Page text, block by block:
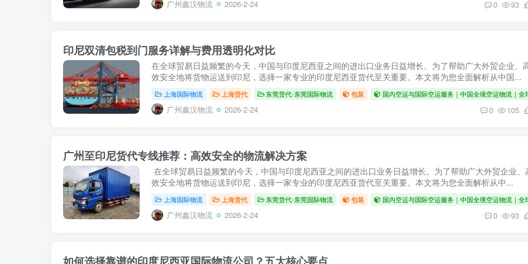
广州鑫汉物流 2026-2-24 0 93
印尼双清包税到门服务详解与费用透明化对比
在全球贸易日益频繁的今天，中国与印度尼西亚之间的进出口业务日益增长。为了帮助广大外贸企业、
效安全地将货物运送到印尼，选择一家专业的印度尼西亚货代至关重要。本文将为您全面解析从中国...
上海国际物流 上海货代 东莞货代-东莞国际物流 包装 国内空运与国际空运服务｜中国全境空运物流｜全
广州鑫汉物流 2026-2-24 0 105
广州至印尼货代专线推荐：高效安全的物流解决方案
在全球贸易日益频繁的今天，中国与印度尼西亚之间的进出口业务日益增长。为了帮助广大外贸企业、
效安全地将货物运送到印尼，选择一家专业的印度尼西亚货代至关重要。本文将为您全面解析从中...
上海国际物流 上海货代 东莞货代-东莞国际物流 包装 国内空运与国际空运服务｜中国全境空运物流｜全
广州鑫汉物流 2026-2-24 0 93